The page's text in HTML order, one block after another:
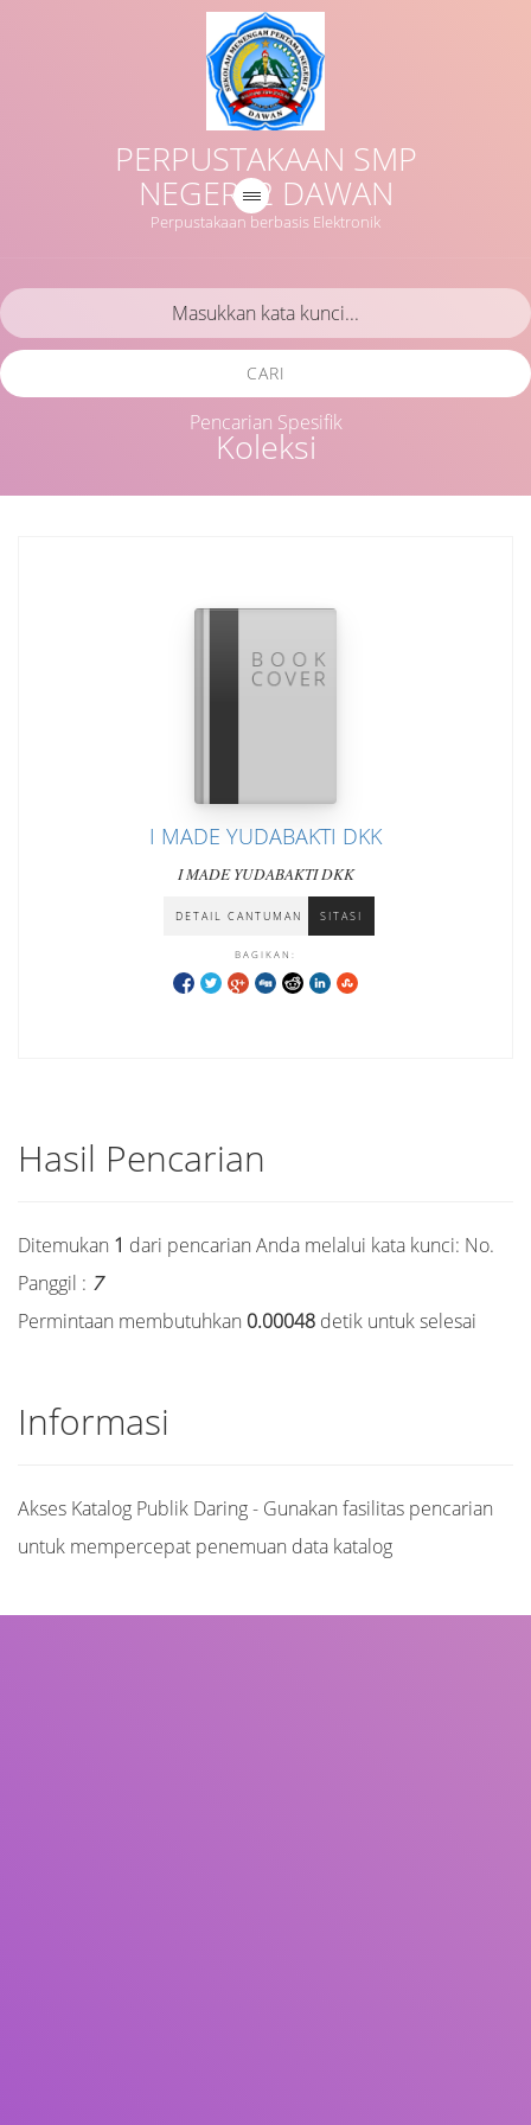
PERPUSTAKAAN SMP
NEGERI 2 DAWAN
Perpustakaan berbasis Elektronik
Koleksi
CARI
Pencarian Spesifik
I MADE YUDABAKTI DKK
I MADE YUDABAKTI DKK
DETAIL CANTUMAN SITASI
BAGIKAN:
Hasil Pencarian
Ditemukan 1 dari pencarian Anda melalui kata kunci: No.
Panggil : 7
Permintaan membutuhkan 0.00048 detik untuk selesai
Informasi
Akses Katalog Publik Daring - Gunakan fasilitas pencarian
untuk mempercepat penemuan data katalog